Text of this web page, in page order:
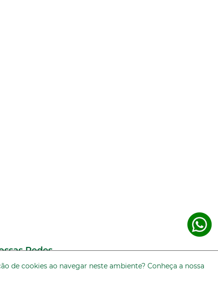
Redes
de cookies ao navegar neste ambiente? Conheça a nossa